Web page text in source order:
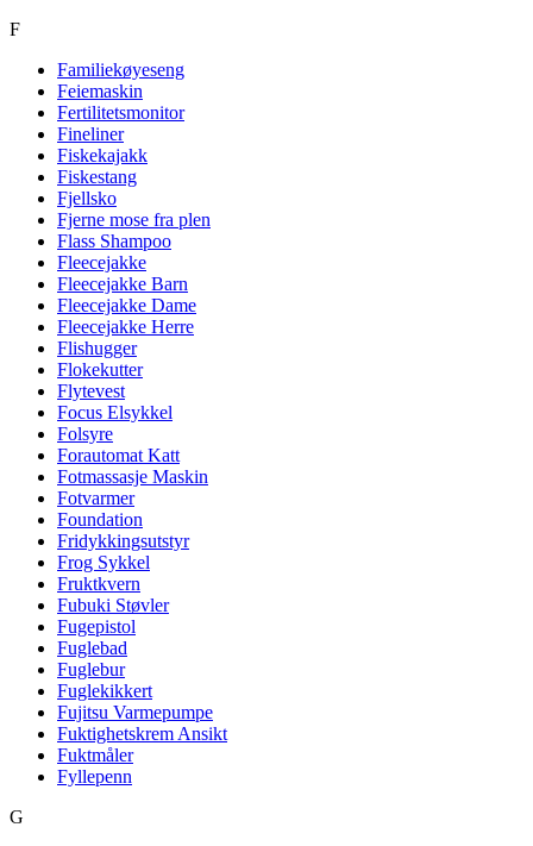
F
Familiekøyeseng
Feiemaskin
Fertilitetsmonitor
Fineliner
Fiskekajakk
Fiskestang
Fjellsko
Fjerne mose fra plen
Flass Shampoo
Fleecejakke
Fleecejakke Barn
Fleecejakke Dame
Fleecejakke Herre
Flishugger
Flokekutter
Flytevest
Focus Elsykkel
Folsyre
Forautomat Katt
Fotmassasje Maskin
Fotvarmer
Foundation
Fridykkingsutstyr
Frog Sykkel
Fruktkvern
Fubuki Støvler
Fugepistol
Fuglebad
Fuglebur
Fuglekikkert
Fujitsu Varmepumpe
Fuktighetskrem Ansikt
Fuktmåler
Fyllepenn
G